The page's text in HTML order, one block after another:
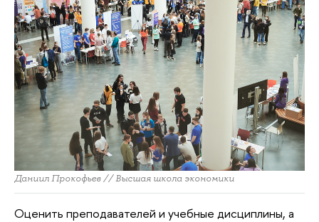
Даниил Прокофьев // Высшая школа экономики
Оценить преподавателей и учебные дисциплины, а